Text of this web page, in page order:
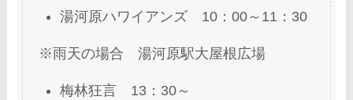
湯河原ハワイアンズ 10：00～11：30
※雨天の場合 湯河原駅大屋根広場
梅林狂言 13：30～